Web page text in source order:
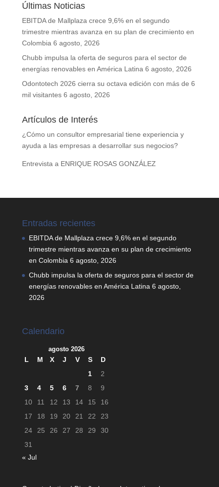
Últimas Noticias
EBITDA de Mallplaza crece 9,6% en el segundo
trimestre mientras avanza en su plan de crecimiento en
Colombia 6 agosto, 2026
Chubb impulsa la oferta de seguros para el sector de
energías renovables en América Latina 6 agosto, 2026
Odontotech 2026 cierra su octava edición con más de 6
mil visitantes 6 agosto, 2026
Artículos de Interés
¿Cómo un consultor empresarial tiene experiencia y
ayuda a las empresas a desarrollar sus negocios?
Entrevista a ENRIQUE ROSAS GONZÁLEZ
Entradas recientes
EBITDA de Mallplaza crece 9,6% en el segundo
trimestre mientras avanza en su plan de crecimiento
en Colombia 6 agosto, 2026
Chubb impulsa la oferta de seguros para el sector de
energías renovables en América Latina 6 agosto,
2026
Calendario
agosto 2026
L M X J V S
D
1
2
3
4 5 6 7 8
9
10
11 12 13 14 15
16
17
18 19 20 21 22
23
24
25 26 27 28 29
30
31
« Jul